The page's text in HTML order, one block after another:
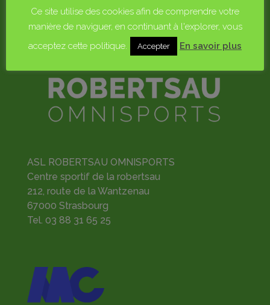
ASL ROBERTSAU OMNISPORTS
Centre sportif de la robertsau
212, route de la Wantzenau
67000 Strasbourg
Tel. 03 88 31 65 25
Ce site utilise des cookies afin de comprendre votre
manière de naviguer, en continuant à l'explorer, vous
acceptez cette politique.
Accepter En savoir plus